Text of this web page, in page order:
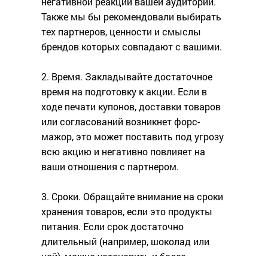
Также мы бы рекомендовали выбирать
тех партнеров, ценности и смыслы
брендов которых совпадают с вашими.
2. Время. Закладывайте достаточное
время на подготовку к акции. Если в
ходе печати купонов, доставки товаров
или согласований возникнет форс-
мажор, это может поставить под угрозу
всю акцию и негативно повлияет на
ваши отношения с партнером.
3. Сроки. Обращайте внимание на сроки
хранения товаров, если это продукты
питания. Если срок достаточно
длительный (например, шоколад или